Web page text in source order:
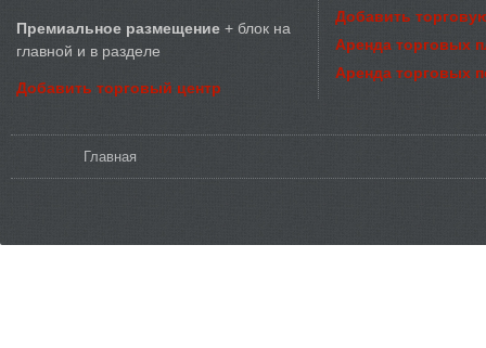
Премиальное размещение + блок на
главной и в разделе
Добавить торговый центр
Добавить
Аренда торговых
Аренда торговых
Главная